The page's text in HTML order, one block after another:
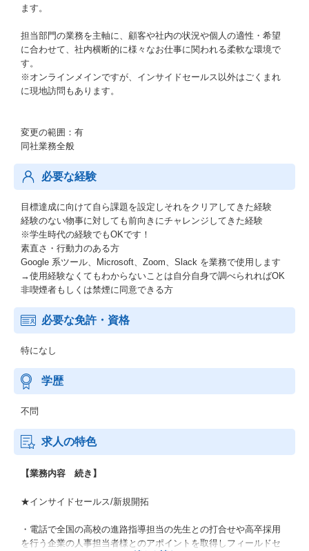
ます。
担当部門の業務を主軸に、顧客や社内の状況や個人の適性・希望
に合わせて、社内横断的に様々なお仕事に関われる柔軟な環境で
す。
※オンラインメインですが、インサイドセールス以外はごくまれ
に現地訪問もあります。
変更の範囲：有
同社業務全般
必要な経験
目標達成に向けて自ら課題を設定しそれをクリアしてきた経験
経験のない物事に対しても前向きにチャレンジしてきた経験
※学生時代の経験でもOKです！
素直さ・行動力のある方
Google 系ツール、Microsoft、Zoom、Slack を業務で使用します
→使用経験なくてもわからないことは自分自身で調べられればOK
非喫煙者もしくは禁煙に同意できる方
必要な免許・資格
特になし
学歴
不問
求人の特色
【業務内容 続き】
★インサイドセールス/新規開拓
・電話で全国の高校の進路指導担当の先生との打合せや高卒採用
を行う企業の人事担当者様とのアポイントを取得しフィールドセ